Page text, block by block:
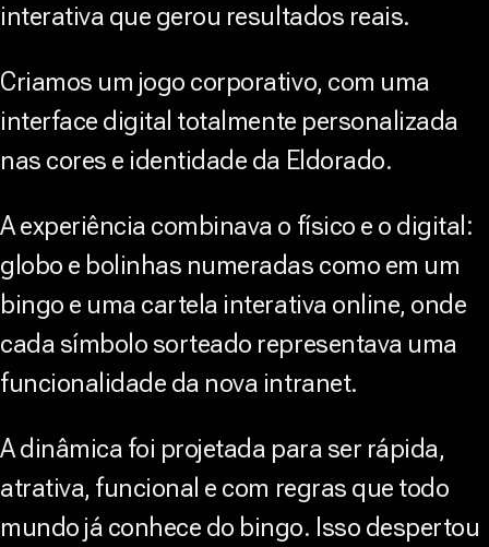
interativa que gerou resultados reais.
Criamos um jogo corporativo, com uma
interface digital totalmente personalizada
nas cores e identidade da Eldorado.
A experiência combinava o físico e o digital:
globo e bolinhas numeradas como em um
bingo e uma cartela interativa online, onde
cada símbolo sorteado representava uma
funcionalidade da nova intranet.
A dinâmica foi projetada para ser rápida,
atrativa, funcional e com regras que todo
mundo já conhece do bingo. Isso despertou